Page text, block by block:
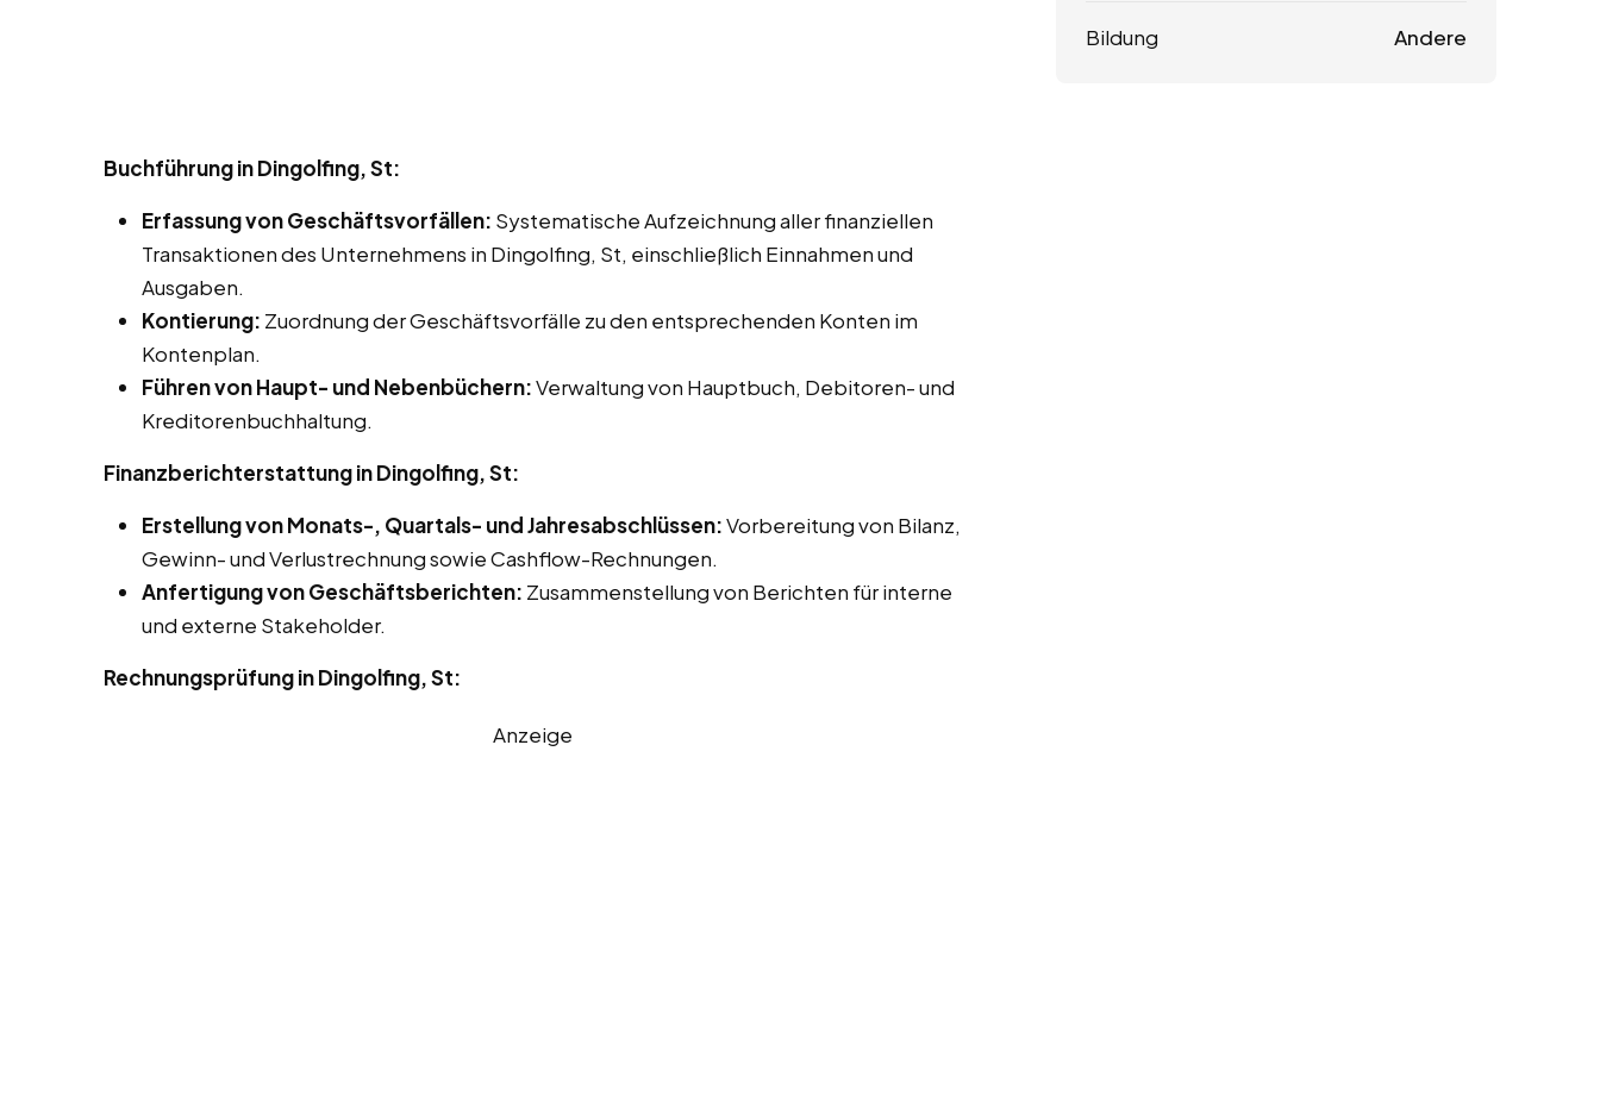
Buchführung in Dingolfing, St:
Erfassung von Geschäftsvorfällen: Systematische Aufzeichnung aller finanziellen
Transaktionen des Unternehmens in Dingolfing, St, einschließlich Einnahmen und
Ausgaben.
Kontierung: Zuordnung der Geschäftsvorfälle zu den entsprechenden Konten im
Kontenplan.
Führen von Haupt- und Nebenbüchern:Verwaltung von Hauptbuch, Debitoren- und
Kreditorenbuchhaltung.
Finanzberichterstattung in Dingolfing, St:
Erstellung von Monats-, Quartals- und Jahresabschlüssen:Vorbereitung von Bilanz,
Gewinn- und Verlustrechnung sowie Cashflow-Rechnungen.
Anfertigung von Geschäftsberichten: Zusammenstellung von Berichten für interne
und externe Stakeholder.
Rechnungsprüfung in Dingolfing, St:
Anzeige
Bildung Andere